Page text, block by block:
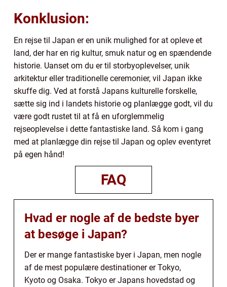
Konklusion:
En rejse til Japan er en unik mulighed for at opleve et
land, der har en rig kultur, smuk natur og en spændende
historie. Uanset om du er til storbyoplevelser, unik
arkitektur eller traditionelle ceremonier, vil Japan ikke
skuffe dig. Ved at forstå Japans kulturelle forskelle,
sætte sig ind i landets historie og planlægge godt, vil du
være godt rustet til at få en uforglemmelig
rejseoplevelse i dette fantastiske land. Så kom i gang
med at planlægge din rejse til Japan og oplev eventyret
på egen hånd!
FAQ
Hvad er nogle af de bedste byer
at besøge i Japan?
Der er mange fantastiske byer i Japan, men nogle
af de mest populære destinationer er Tokyo,
Kyoto og Osaka. Tokyo er Japans hovedstad og